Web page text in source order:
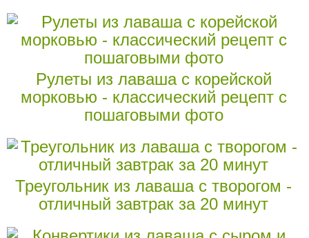
Рулеты из лаваша с корейской
морковью - классический рецепт с
пошаговыми фото
Треугольник из лаваша с творогом -
отличный завтрак за 20 минут